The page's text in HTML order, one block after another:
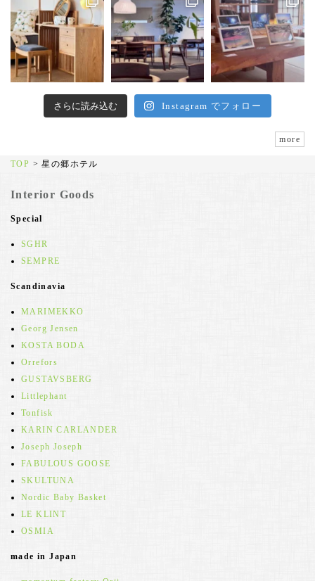
さらに読み込む Instagram でフォロー
more
TOP >星の郷ホテル
Interior Goods
Special
SGHR
SEMPRE
Scandinavia
MARIMEKKO
Georg Jensen
KOSTA BODA
Orrefors
GUSTAVSBERG
Littlephant
Tonfisk
KARIN CARLANDER
Joseph Joseph
FABULOUS GOOSE
SKULTUNA
Nordic Baby Basket
LE KLINT
OSMIA
made in Japan